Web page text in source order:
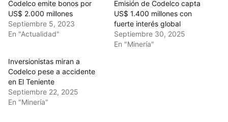
Codelco emite bonos por
US$ 2.000 millones
Septiembre 5, 2023
En "Actualidad"
Emisión de Codelco capta
US$ 1.400 millones con
fuerte interés global
Septiembre 30, 2025
En "Minería"
Inversionistas miran a
Codelco pese a accidente
en El Teniente
Septiembre 22, 2025
En "Minería"